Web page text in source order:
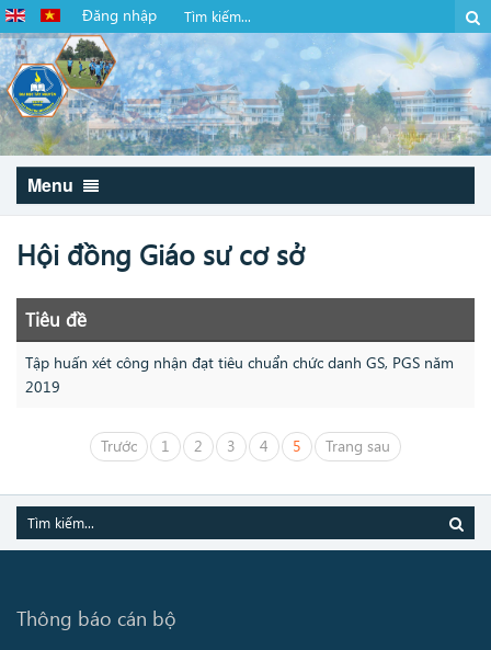
Đăng nhập
Menu
Hội đồng Giáo sư cơ sở
Tiêu đề
Tập huấn xét công nhận đạt tiêu chuẩn chức danh GS, PGS năm
2019
Trước 1 2 3 4 5 Trang sau
Thông báo cán bộ